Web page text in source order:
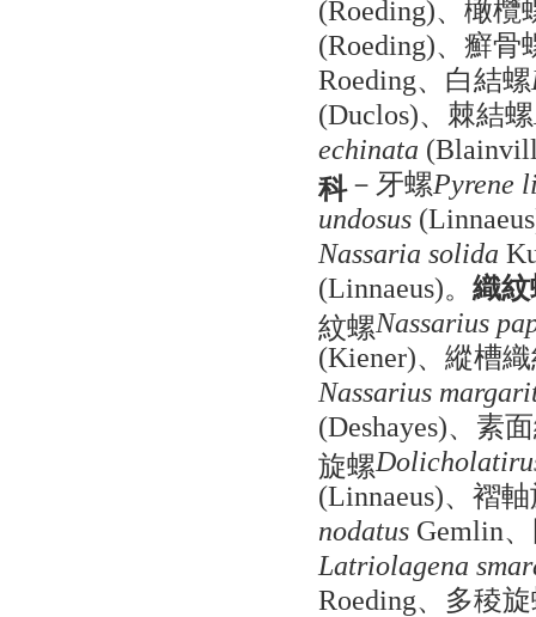
(Roeding)、橄欖
(Roeding)、癬骨
Roeding、白結螺
(Duclos)、棘結螺
echinata
科－牙螺Pyrene
undosus
Nassaria solida
(Linnaeus)。 織
紋螺Nassarius
(Kiener)、縱槽
Nassarius
(Deshayes)、素
旋螺
(Linnaeus)、褶
nodatusGemlin
Latriolagena
Roeding、多稜